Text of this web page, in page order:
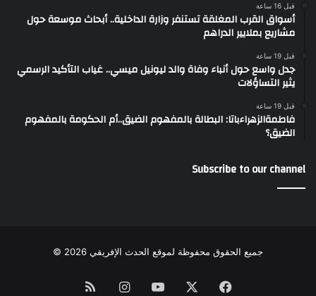
قبل 16 ساعة
أسواق القرب المغلقة تستنفر وزارة الداخلية.. أبحاث موسعة حول
مشاريع بملايير الدراهم
قبل 19 ساعة
جدل واسع حول أنباء وفاة والد ليونيل ميسي.. غياب التأكيد الرسمي
يثير التساؤلات
قبل 19 ساعة
فاطمةالزهراءباتا: البطالة بالمفهوم الضيق..أم الحكومة بالمفهوم
الضيق؟
Subscribe to our channel
جميع الحقوق محفوظة لموقع الحدث الإفريقي 2026 ©
Facebook
YouTube
Instagram
RSS